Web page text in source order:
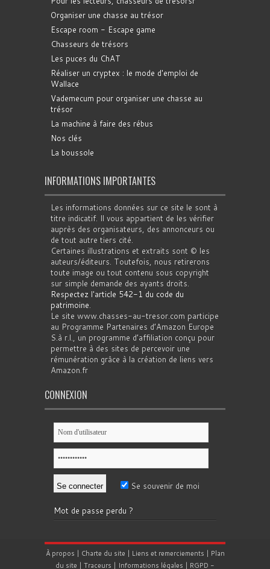
Organiser une chasse au trésor
Escape room - Escape game
Chasseurs de trésors
Les puces du ChAT
Réaliser un cryptex : le mode d'emploi de
Wallace
Vademecum pour organiser une chasse au
trésor
La machine à faire des rébus
Nos clés
La boussole
INFORMATIONS IMPORTANTES
Les informations données sur ce site le sont à
titre indicatif. Il vous appartient de les vérifier
auprès des organisateurs, des annonceurs ou
de tout autre tiers cité.
Certaines illustrations et extraits sont © les
auteurs/éditeurs. Toutefois, nous retirerons
toute image ou tout contenu sous copyright
sur simple demande des ayants droits.
Respectez l'article 542-1 du code du
patrimoine.
Le site www.chasses-au-tresor.com participe
au Programme Partenaires d’Amazon Europe
S.à r.l., un programme d’affiliation conçu pour
permettre à des sites de percevoir une
rémunération grâce à la création de liens vers
Amazon.fr
CONNEXION
Se souvenir de moi
Mot de passe perdu ?
À propos | Charte du site | Liens et remerciements | Plan
du site | Traceurs | Informations légales | RGPD -